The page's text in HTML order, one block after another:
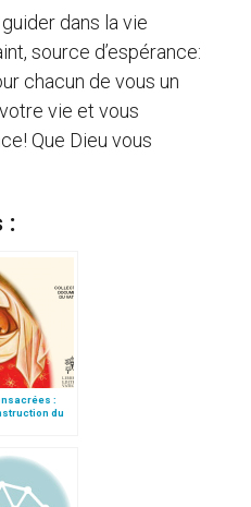
dans la vie
source d’espérance:
chacun de vous un
vie et vous
Que Dieu vous
:
:
du